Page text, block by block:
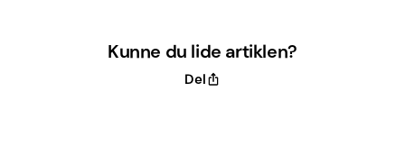
Kunne du lide artiklen?
Del